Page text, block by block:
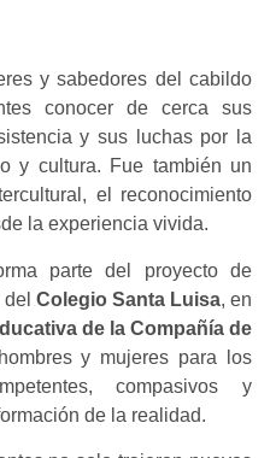
y sabedores del cabildo
conocer de cerca sus
y sus luchas por la
y cultura. Fue también un
el reconocimiento
la experiencia vivida.
parte del proyecto de
Colegio Santa Luisa, en
de la Compañía de
y mujeres para los
compasivos y
de la realidad.